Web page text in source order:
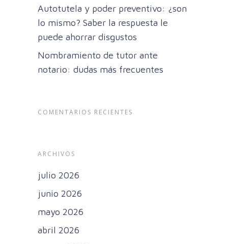
Autotutela y poder preventivo: ¿son
lo mismo? Saber la respuesta le
puede ahorrar disgustos
Nombramiento de tutor ante
notario: dudas más frecuentes
COMENTARIOS RECIENTES
ARCHIVOS
julio 2026
junio 2026
mayo 2026
abril 2026